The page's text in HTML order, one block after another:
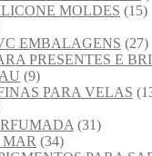
MOLDES (15)
EMBALAGENS (27)
PRESENTES E
(9)
PARA VELAS
(31)
(34)